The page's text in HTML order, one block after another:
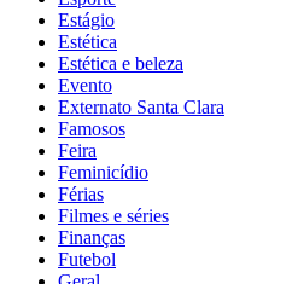
Estágio
Estética
Estética e beleza
Evento
Externato Santa Clara
Famosos
Feira
Feminicídio
Férias
Filmes e séries
Finanças
Futebol